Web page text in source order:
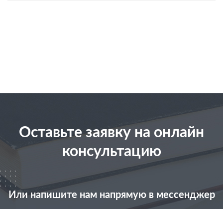
Оставьте заявку на онлайн
консультацию
Или напишите нам напрямую в мессенджер